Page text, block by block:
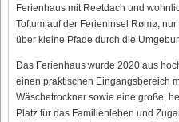
Ferienhaus mit Reetdach und
Toftum auf der Ferieninsel Rømø,
über kleine Pfade durch die
Das Ferienhaus wurde 2020 aus
einen praktischen Eingangsbereich
Wäschetrockner sowie eine große,
Platz für das Familienleben und